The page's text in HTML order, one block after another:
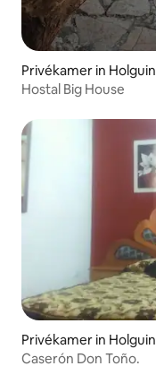
Privékamer in Holguin
Hostal Big House
Privékamer in Holguin
Caserón Don Toño.